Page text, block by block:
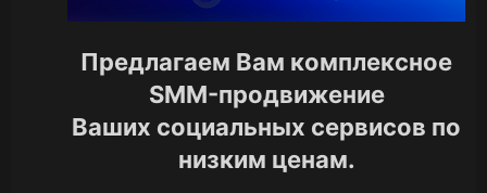
Предлагаем Вам комплексное
SMM-продвижение
Ваших социальных сервисов по
низким ценам.